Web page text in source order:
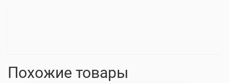
Похожие товары